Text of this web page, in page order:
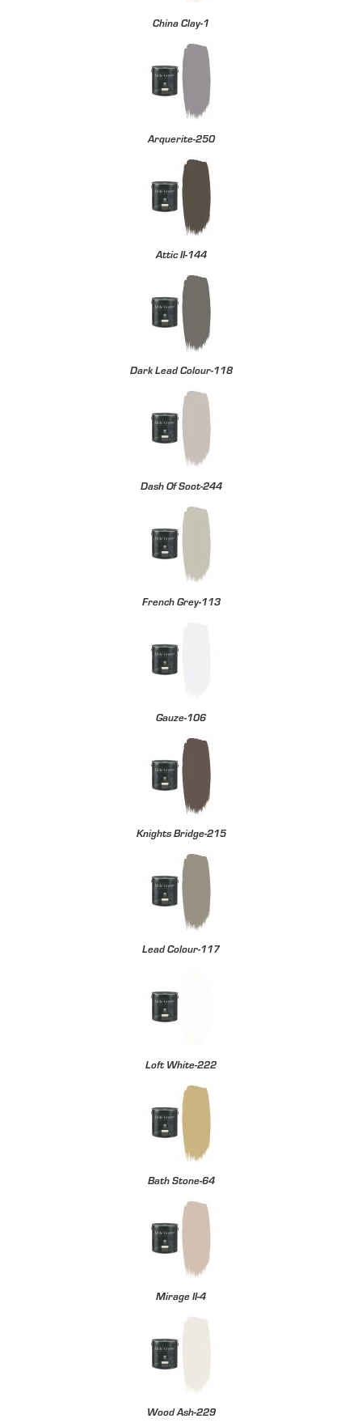
China Clay-1
Arquerite-250
Attic II-144
Dark Lead Colour-118
Dash Of Soot-244
French Grey-113
Gauze-106
Knights Bridge-215
Lead Colour-117
Loft White-222
Bath Stone-64
Mirage II-4
Wood Ash-229